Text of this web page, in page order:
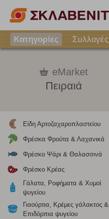
Κατηγορίες
Συλλογές
eMarket
Πειραιά
Είδη Αρτοζαχαροπλαστείου
Φρέσκα Φρούτα & Λαχανικά
Φρέσκο Ψάρι & Θαλασσινά
Φρέσκο Κρέας
Γάλατα, Ροφήματα & Χυμοί
ψυγείου
Γιαούρτια, Κρέμες γάλακτος &
Επιδόρπια ψυγείου